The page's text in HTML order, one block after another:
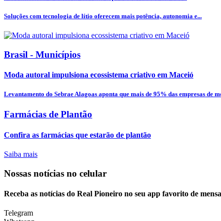
Soluções com tecnologia de lítio oferecem mais potência, autonomia e...
Brasil - Municípios
Moda autoral impulsiona ecossistema criativo em Maceió
Levantamento do Sebrae Alagoas aponta que mais de 95% das empresas de
Farmácias de Plantão
Confira as farmácias que estarão de plantão
Saiba mais
Nossas notícias no celular
Receba as notícias do Real Pioneiro no seu app favorito de
Telegram